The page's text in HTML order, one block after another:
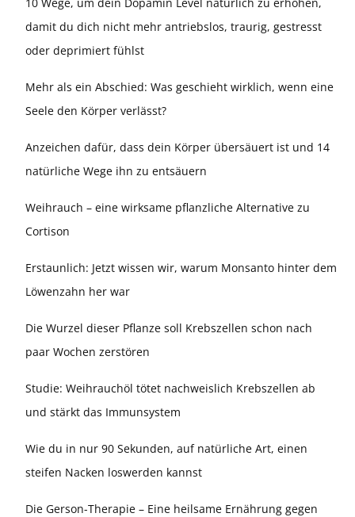
damit du dich nicht mehr antriebslos, traurig, gestresst
oder deprimiert fühlst
Mehr als ein Abschied: Was geschieht wirklich, wenn eine
Seele den Körper verlässt?
Anzeichen dafür, dass dein Körper übersäuert ist und 14
natürliche Wege ihn zu entsäuern
Weihrauch – eine wirksame pflanzliche Alternative zu
Cortison
Erstaunlich: Jetzt wissen wir, warum Monsanto hinter dem
Löwenzahn her war
Die Wurzel dieser Pflanze soll Krebszellen schon nach
paar Wochen zerstören
Studie: Weihrauchöl tötet nachweislich Krebszellen ab
und stärkt das Immunsystem
Wie du in nur 90 Sekunden, auf natürliche Art, einen
steifen Nacken loswerden kannst
Die Gerson-Therapie – Eine heilsame Ernährung gegen